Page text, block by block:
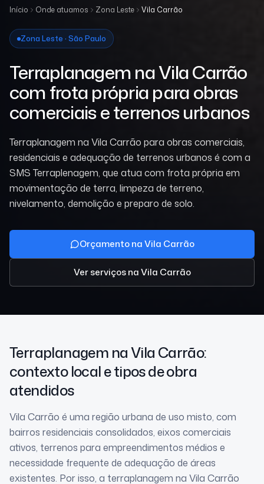
Início Onde atuamos Zona Leste Vila Carrão
Zona Leste · São Paulo
Terraplanagem na Vila Carrão
com frota própria para obras
comerciais e terrenos urbanos
Terraplanagem na Vila Carrão para obras comerciais,
residenciais e adequação de terrenos urbanos é com a
SMS Terraplenagem, que atua com frota própria em
movimentação de terra, limpeza de terreno,
nivelamento, demolição e preparo de solo.
Orçamento na Vila Carrão
Ver serviçosna Vila Carrão
Terraplanagem na Vila Carrão:
contexto local e tipos de obra
atendidos
Vila Carrão é uma região urbana de uso misto, com
bairros residenciais consolidados, eixos comerciais
ativos, terrenos para empreendimentos médios e
necessidade frequente de adequação de áreas
existentes. Por isso, a terraplanagem na Vila Carrão